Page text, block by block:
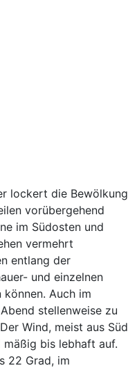
lockert die Bewölkung
vorübergehend
im Südosten und
vermehrt
entlang der
und einzelnen
Auch im
stellenweise zu
Wind, meist aus Süd
bis lebhaft auf.
22 Grad, im